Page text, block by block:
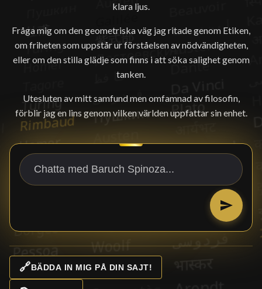
klara ljus.
Fråga mig om den geometriska väg jag ritade genom Etiken,
om friheten som uppstår ur förståelsen av nödvändigheten,
eller om den stilla glädje som finns i att söka salighet genom
tanken.
Utesluten av mitt samfund men omfamnad av filosofin,
förblir jag en lins genom vilken världen uppfattar sin enhet.
🔗BÄDDA IN MIG PÅ DIN SAJT!